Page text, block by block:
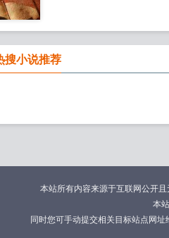
搜小说推荐
本站所有内容来源于互联网公开
本
同时您可手动提交相关目标站点网